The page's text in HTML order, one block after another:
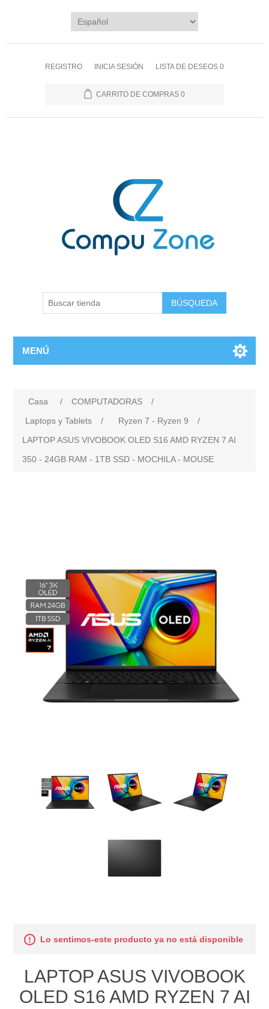
REGISTRO INICIA SESIÓN LISTA DE DESEOS 0
CARRITO DE COMPRAS 0
BÚSQUEDA
MENÚ
Casa / COMPUTADORAS
/
Laptops y Tablets
/ Ryzen 7 - Ryzen 9
/
LAPTOP ASUS VIVOBOOK OLED S16 AMD RYZEN 7 AI
350 - 24GB RAM - 1TB SSD - MOCHILA - MOUSE
Lo sentimos-este producto ya no está disponible
LAPTOP ASUS VIVOBOOK
OLED S16 AMD RYZEN 7 AI